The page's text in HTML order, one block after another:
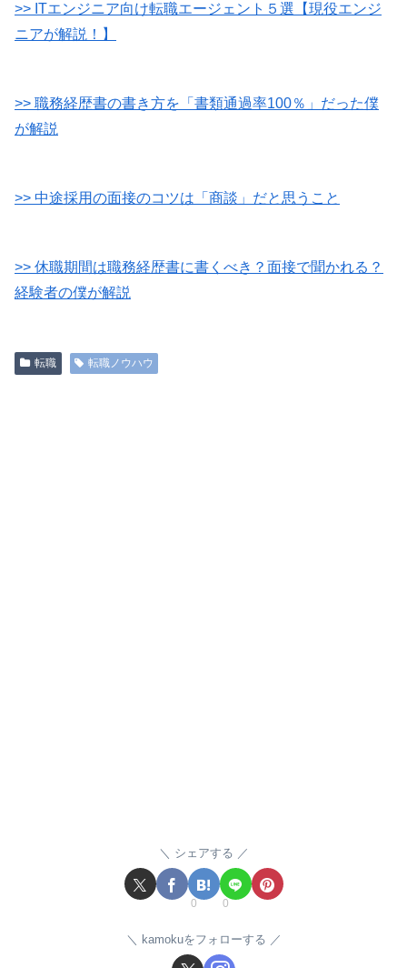
>> ITエンジニア向け転職エージェント５選【現役エンジ
ニアが解説！】
>> 職務経歴書の書き方を「書類通過率100％」だった僕
が解説
>> 中途採用の面接のコツは「商談」だと思うこと
>> 休職期間は職務経歴書に書くべき？面接で聞かれる？
経験者の僕が解説
転職 転職ノウハウ
シェアする
0 0
kamokuをフォローする